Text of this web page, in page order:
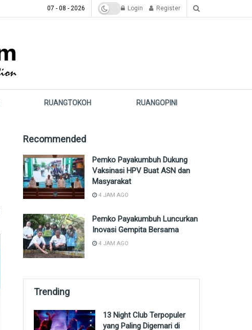
07 - 08 - 2026 Login Register
RUANGTOKOH RUANGOPINI
Recommended
Pemko Payakumbuh Dukung
Vaksinasi HPV Buat ASN dan
Masyarakat
4 JAM AGO
Pemko Payakumbuh Luncurkan
Inovasi Gempita Bersama
4 JAM AGO
Trending
13 Night Club Terpopuler
yang Paling Digemari di